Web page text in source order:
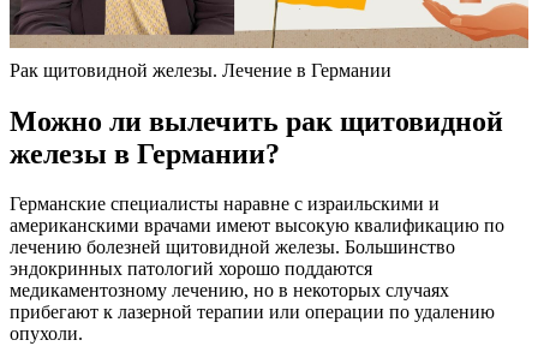
Рак щитовидной железы. Лечение в Германии
Можно ли вылечить рак щитовидной
железы в Германии?
Германские специалисты наравне с израильскими и
американскими врачами имеют высокую квалификацию по
лечению болезней щитовидной железы. Большинство
эндокринных патологий хорошо поддаются
медикаментозному лечению, но в некоторых случаях
прибегают к лазерной терапии или операции по удалению
опухоли.